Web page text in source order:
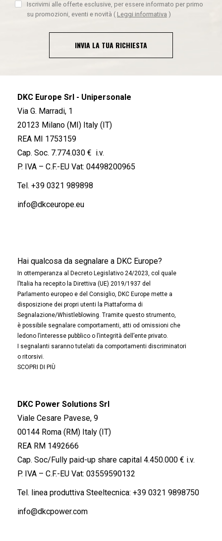
Iscrivimi alle offerte esclusive, per essere informato per primo
su promozioni, eventi e novità ( Leggi informativa )
INVIA LA TUA RICHIESTA
DKC Europe Srl - Unipersonale
Via G. Marradi, 1
20123 Milano (MI) Italy (IT)
REA MI 1753159
Cap. Soc. 7.774.030 € i.v.
P. IVA – C.F.-EU Vat: 04498200965
Tel. +39 0321 989898
info@dkceurope.eu
Hai qualcosa da segnalare a DKC Europe?
In ottemperanza al Decreto Legislativo 24/2023, col quale
l’Italia ha recepito la Direttiva (UE) 2019/1937 del
Parlamento europeo e del Consiglio, DKC Europe mette a
disposizione dei propri utenti la Piattaforma di
Segnalazione/Whistleblowing. Tramite questo strumento,
è possibile segnalare comportamenti, atti od omissioni che
ledono l’interesse pubblico o l’integrità dell’ente privato.
I segnalanti saranno tutelati da comportamenti discriminatori
o ritorsivi.
SCOPRI DI PIÙ
DKC Power Solutions Srl
Viale Cesare Pavese, 9
00144 Roma (RM) Italy (IT)
REA RM 1492666
Cap. Soc/Fully paid-up share capital 4.450.000 € i.v.
P. IVA – C.F.-EU Vat: 03559590132
Tel. linea produttiva Steeltecnica: +39 0321 9898750
info@dkcpower.com